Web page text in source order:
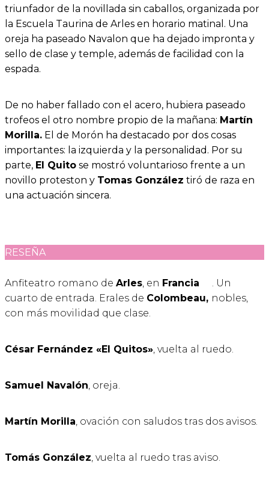
triunfador de la novillada sin caballos, organizada por
la Escuela Taurina de Arles en horario matinal. Una
oreja ha paseado Navalon que ha dejado impronta y
sello de clase y temple, además de facilidad con la
espada.
De no haber fallado con el acero, hubiera paseado
trofeos el otro nombre propio de la mañana: Martín
Morilla. El de Morón ha destacado por dos cosas
importantes: la izquierda y la personalidad. Por su
parte, El Quito se mostró voluntarioso frente a un
novillo proteston y Tomas González tiró de raza en
una actuación sincera.
RESEÑA
Anfiteatro romano de Arles , en Francia
. Un
cuarto de entrada. Erales de Colombeau, nobles,
con más movilidad que clase.
César Fernández «El Quitos» , vuelta al ruedo.
Samuel Navalón, oreja.
Martín Morilla, ovación con saludos tras dos avisos.
Tomás González, vuelta al ruedo tras aviso.